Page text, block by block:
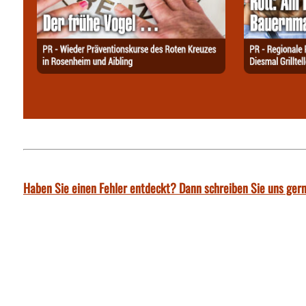
Haben Sie einen Fehler entdeckt? Dann schreiben Sie uns